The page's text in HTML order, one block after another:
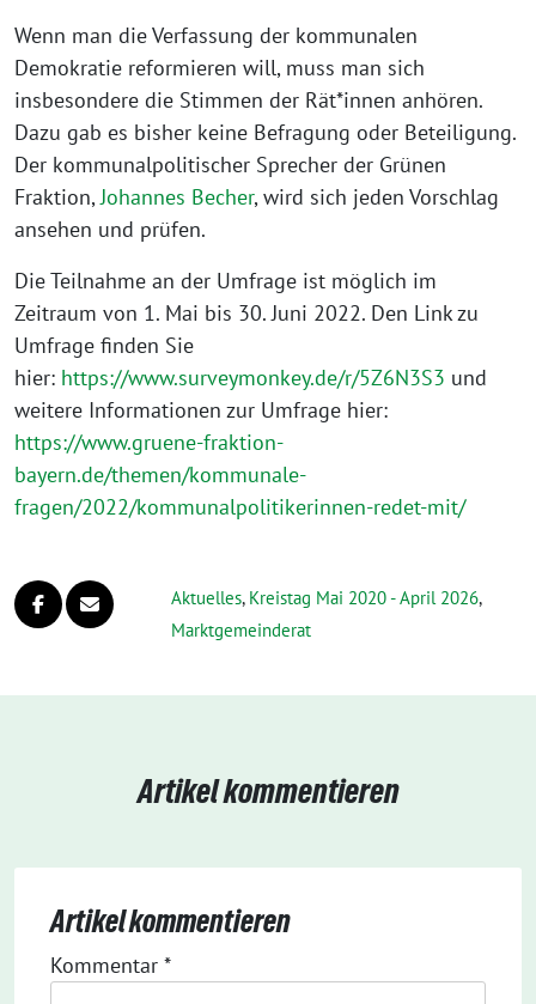
Wenn man die Verfassung der kommunalen
Demokratie reformieren will, muss man sich
insbesondere die Stimmen der Rät*innen anhören.
Dazu gab es bisher keine Befragung oder Beteiligung.
Der kommunalpolitischer Sprecher der Grünen
Fraktion,Johannes Becher, wird sich jeden Vorschlag
ansehen und prüfen.
Die Teilnahme an der Umfrage ist möglich im
Zeitraum von 1. Mai bis 30. Juni 2022. Den Link zu
Umfrage finden Sie
hier: https://www.surveymonkey.de/r/5Z6N3S3 und
weitere Informationen zur Umfrage hier:
https://www.gruene-fraktion-
bayern.de/themen/kommunale-
fragen/2022/kommunalpolitikerinnen-redet-mit/
Aktuelles, Kreistag Mai 2020 - April 2026,
Markt­gemeinderat
Artikel kommentieren
Artikel kommentieren
Kommentar *